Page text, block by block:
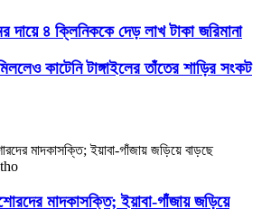
দায়ে ৪ ক্লিনিককে দেড় লাখ টাকা জরিমানা
কাটেনি টাঙ্গাইলের তাঁতের শাড়ির সংকট
মাদকাসক্তি; ইয়াবা-গাঁজায় জড়িয়ে